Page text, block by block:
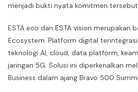
menjadi bukti nyata komitmen
ESTA eco dan ESTA vision merupakan
Ecosystem. Platform digital
teknologi AI, cloud, data platform,
jaringan 5G. Solusi ini diperkenalkan
Business dalam ajang Bravo 500